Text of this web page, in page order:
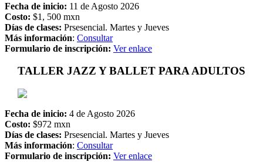
Fecha de inicio: 11 de Agosto 2026
Costo: $1, 500 mxn
Días de clases: Prsesencial. Martes y Jueves
Más información: Consultar
Formulario de inscripción: Ver enlace
TALLER JAZZ Y BALLET PARA ADULTOS
Fecha de inicio: 4 de Agosto 2026
Costo: $972 mxn
Días de clases: Prsesencial. Martes y Jueves
Más información: Consultar
Formulario de inscripción: Ver enlace